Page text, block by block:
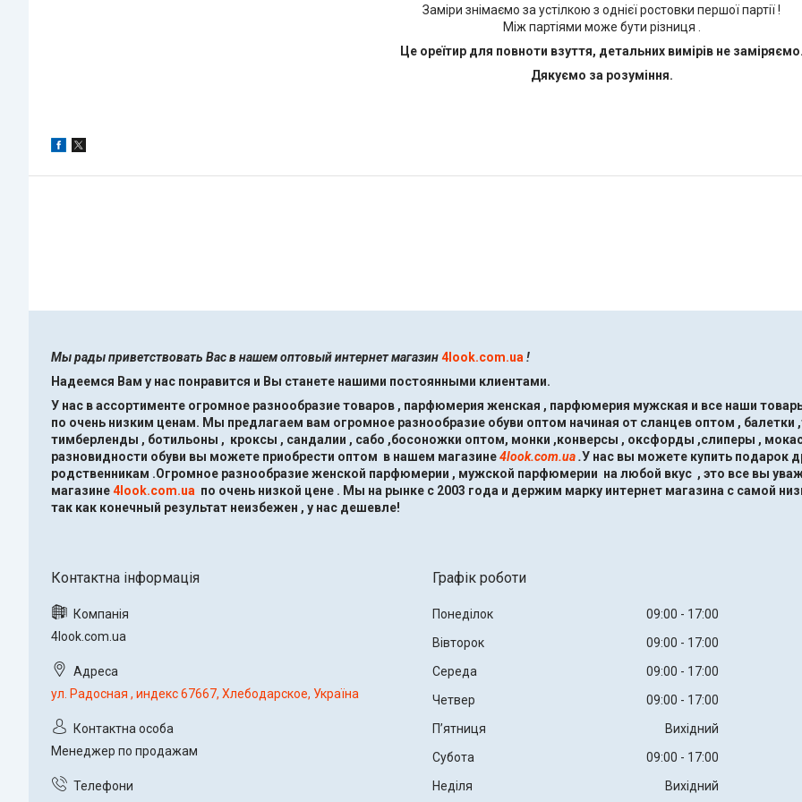
Заміри знімаємо за устілкою з однієї ростовки першої партії !
Між партіями може бути різниця .
Це ореїтир для повноти взуття, детальних вимірів не
Дякуємо за розуміння.
Мы рады приветствовать Вас в нашем оптовый интернет магазин4look.com.ua !
Надеемся Вам у нас понравится и Вы станете нашими постоянными клиентами.
У нас в ассортименте огромное разнообразие товаров , парфюмерия женская , парфюмерия мужская и все наши
по очень низким ценам. Мы предлагаем вам огромное разнообразие обуви оптом начиная от сланцев оптом ,
тимберленды , ботильоны , кроксы , сандалии , сабо ,босоножки оптом, монки ,конверсы , оксфорды ,слиперы ,
разновидности обуви вы можете приобрести оптом в нашем магазине4look.com.ua.У нас вы можете купить подарок
родственникам .Огромное разнообразие женской парфюмерии , мужской парфюмерии на любой вкус , это все вы
магазине4look.com.ua по очень низкой цене . Мы на рынке с 2003 года и держим марку интернет магазина с самой
так как конечный результат неизбежен , у нас дешевле!
4look.com.ua
ул. Радосная , индекс 67667, Хлебодарское, Україна
Менеджер по продажам
Графік роботи
Понеділок 09:00
17:00
Вівторок
09:00
17:00
Середа
09:00
17:00
Четвер
09:00
17:00
Пʼятниця
Вихідний
Субота
09:00
17:00
Неділя
Вихідний